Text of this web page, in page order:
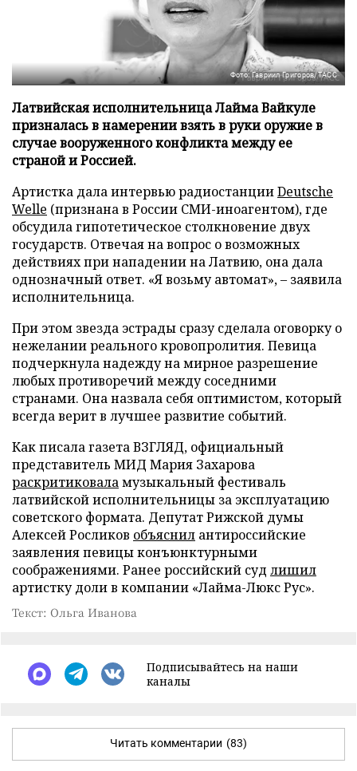
Фото: Гавриил Григоров/ТАСС
Латвийская исполнительница Лайма Вайкуле
призналась в намерении взять в руки оружие в
случае вооруженного конфликта между ее
страной и Россией.
Артистка дала интервью радиостанцииDeutsche
Welle (признана в России СМИ-иноагентом), где
обсудила гипотетическое столкновение двух
государств. Отвечая на вопрос о возможных
действиях при нападении на Латвию, она дала
однозначный ответ. «Я возьму автомат», – заявила
исполнительница.
При этом звезда эстрады сразу сделала оговорку о
нежелании реального кровопролития. Певица
подчеркнула надежду на мирное разрешение
любых противоречий между соседними
странами. Она назвала себя оптимистом, который
всегда верит в лучшее развитие событий.
Как писала газета ВЗГЛЯД, официальный
представитель МИД Мария Захарова
раскритиковаламузыкальный фестиваль
латвийской исполнительницы за эксплуатацию
советского формата. Депутат Рижской думы
Алексей Росликов объяснил антироссийские
заявления певицы конъюнктурными
соображениями. Ранее российский суд лишил
артистку доли в компании «Лайма-Люкс Рус».
Текст: Ольга Иванова
Подписывайтесь на наши
каналы
Читать комментарии (83)